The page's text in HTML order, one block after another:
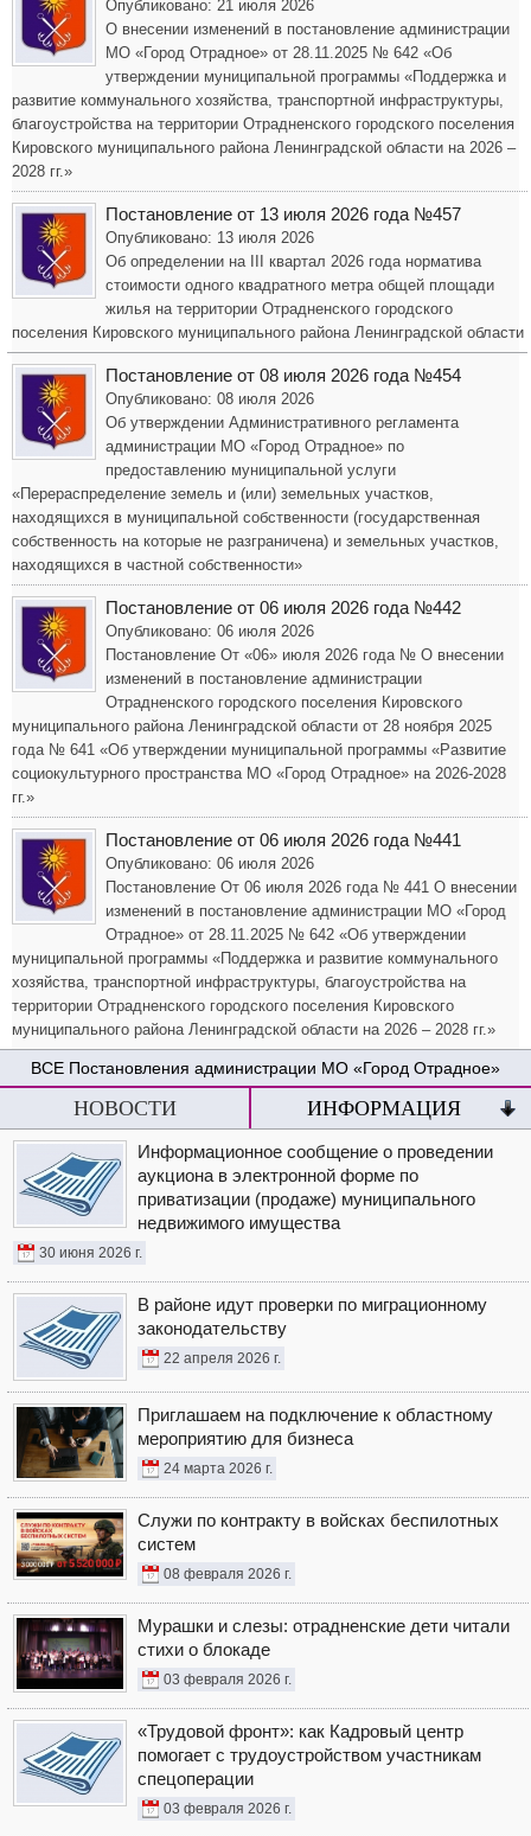
Опубликовано: 21 июля 2026
О внесении изменений в постановление администрации
МО «Город Отрадное» от 28.11.2025 № 642 «Об
утверждении муниципальной программы «Поддержка и
развитие коммунального хозяйства, транспортной инфраструктуры,
благоустройства на территории Отрадненского городского поселения
Кировского муниципального района Ленинградской области на 2026 –
2028 гг.»
Постановление от 13 июля 2026 года №457
Опубликовано: 13 июля 2026
Об определении на III квартал 2026 года норматива
стоимости одного квадратного метра общей площади
жилья на территории Отрадненского городского
поселения Кировского муниципального района Ленинградской области
Постановление от 08 июля 2026 года №454
Опубликовано: 08 июля 2026
Об утверждении Административного регламента
администрации МО «Город Отрадное» по
предоставлению муниципальной услуги
«Перераспределение земель и (или) земельных участков,
находящихся в муниципальной собственности (государственная
собственность на которые не разграничена) и земельных участков,
находящихся в частной собственности»
Постановление от 06 июля 2026 года №442
Опубликовано: 06 июля 2026
Постановление От «06» июля 2026 года № О внесении
изменений в постановление администрации
Отрадненского городского поселения Кировского
муниципального района Ленинградской области от 28 ноября 2025
года № 641 «Об утверждении муниципальной программы «Развитие
социокультурного пространства МО «Город Отрадное» на 2026-2028
гг.»
Постановление от 06 июля 2026 года №441
Опубликовано: 06 июля 2026
Постановление От 06 июля 2026 года № 441 О внесении
изменений в постановление администрации МО «Город
Отрадное» от 28.11.2025 № 642 «Об утверждении
муниципальной программы «Поддержка и развитие коммунального
хозяйства, транспортной инфраструктуры, благоустройства на
территории Отрадненского городского поселения Кировского
муниципального района Ленинградской области на 2026 – 2028 гг.»
Постановления администрации МО «Город Отрадное»
НОВОСТИ ИНФОРМАЦИЯ
Информационное сообщение о проведении
аукциона в электронной форме по
приватизации (продаже) муниципального
недвижимого имущества
30 июня 2026 г.
В районе идут проверки по миграционному
законодательству
22 апреля 2026 г.
Приглашаем на подключение к областному
мероприятию для бизнеса
24 марта 2026 г.
Служи по контракту в войсках беспилотных
систем
08 февраля 2026 г.
Мурашки и слезы: отрадненские дети читали
стихи о блокаде
03 февраля 2026 г.
«Трудовой фронт»: как Кадровый центр
помогает с трудоустройством участникам
спецоперации
03 февраля 2026 г.